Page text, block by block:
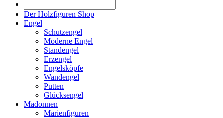
Der Holzfiguren Shop
Engel
Schutzengel
Moderne Engel
Standengel
Erzengel
Engelsköpfe
Wandengel
Putten
Glücksengel
Madonnen
Marienfiguren